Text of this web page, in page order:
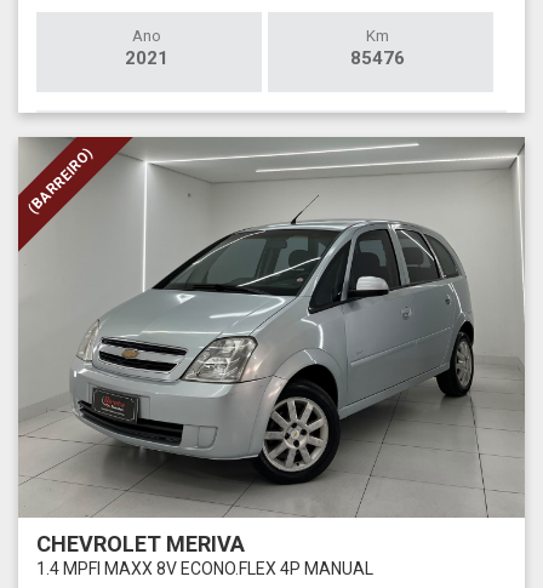
Ano
2021
Km
85476
(BARREIRO)
CHEVROLET MERIVA
1.4 MPFI MAXX 8V ECONO.FLEX 4P MANUAL